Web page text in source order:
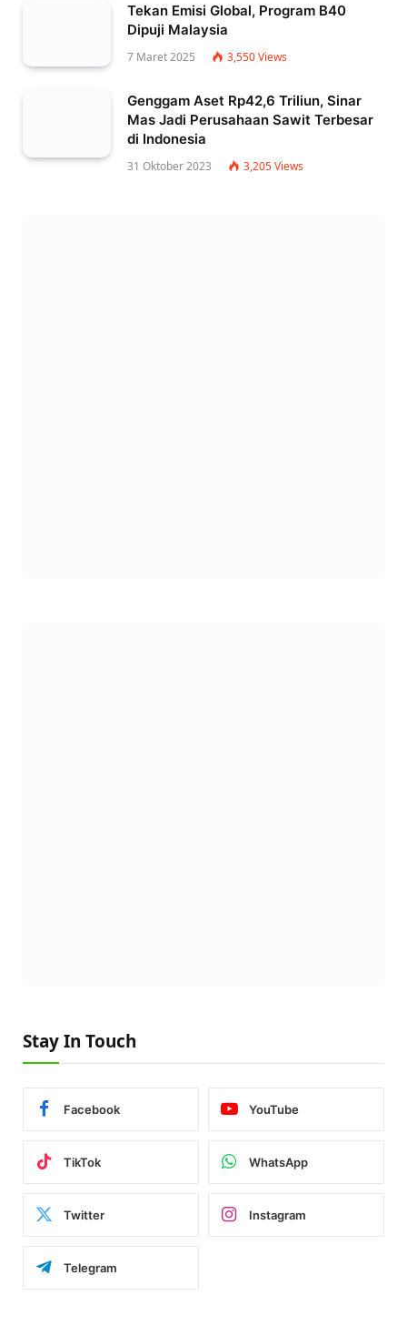
Tekan Emisi Global, Program B40
Dipuji Malaysia
7 Maret 2025 3,550Views
Genggam Aset Rp42,6 Triliun, Sinar
Mas Jadi Perusahaan Sawit Terbesar
di Indonesia
31 Oktober 2023 3,205Views
Stay In Touch
Facebook YouTube
TikTok WhatsApp
Twitter Instagram
Telegram